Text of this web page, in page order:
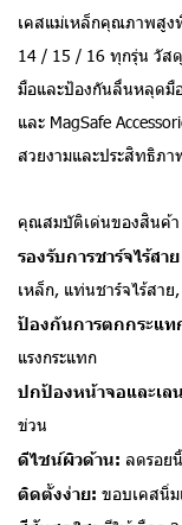
เคสแม่เหล็กคุณภาพสูง
14 / 15 / 16 ทุกรุ่น วัส
มือและป้องกันลื่นหลุดมื
และ MagSafe
สวยงามและประสิทธิภ
คุณสมบัติเด่นของสินค้า
รองรับการชาร์จไร้สา
เหล็ก, แท่นชาร์จไร้สา
ป้องกันการตกกระแท
แรงกระแทก
ปกป้องหน้าจอและเล
ข่วน
ดีไซน์ผิวด้าน: ลดรอย
ติดตั้งง่าย: ขอบเคสนิ่